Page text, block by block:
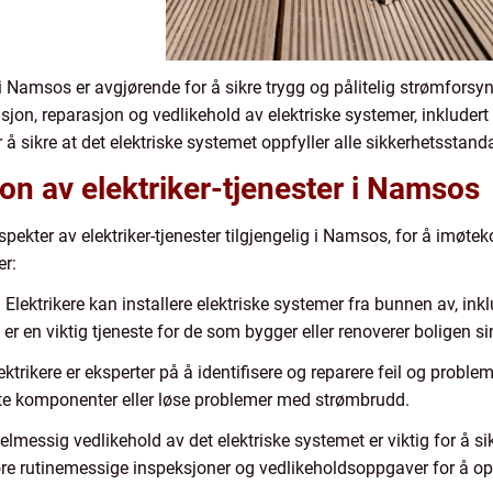
Namsos er avgjørende for å sikre trygg og pålitelig
reparasjon og vedlikehold av elektriske systemer,
sikre at det elektriske systemet oppfyller alle
av elektriker-tjenester i Namsos
av elektriker-tjenester tilgjengelig i Namsos, for å
kan installere elektriske systemer fra bunnen av,
en viktig tjeneste for de som bygger eller renoverer boligen
er eksperter på å identifisere og reparere feil og
komponenter eller løse problemer med strømbrudd.
vedlikehold av det elektriske systemet er viktig for å
rutinemessige inspeksjoner og vedlikeholdsoppgaver for å